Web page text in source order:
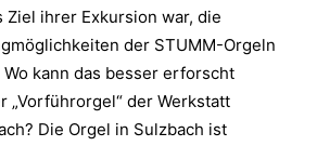
Ziel ihrer Exkursion war, die
der STUMM-Orgeln
kann das besser erforscht
„Vorführorgel“ der Werkstatt
Die Orgel in Sulzbach ist